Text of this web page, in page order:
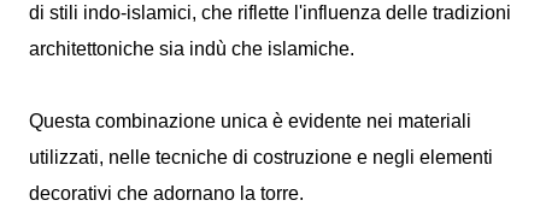
di stili indo-islamici, che riflette l'influenza delle tradizioni
architettoniche sia indù che islamiche.
Questa combinazione unica è evidente nei materiali
utilizzati, nelle tecniche di costruzione e negli elementi
decorativi che adornano la torre.